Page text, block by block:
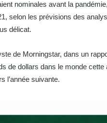
nominales avant la
selon les prévisions des
délicat.
de Morningstar, dans un
de dollars dans le monde
l’année suivante.